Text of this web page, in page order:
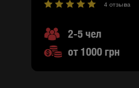
4 отзыва
2-5 чел
от 1000 грн